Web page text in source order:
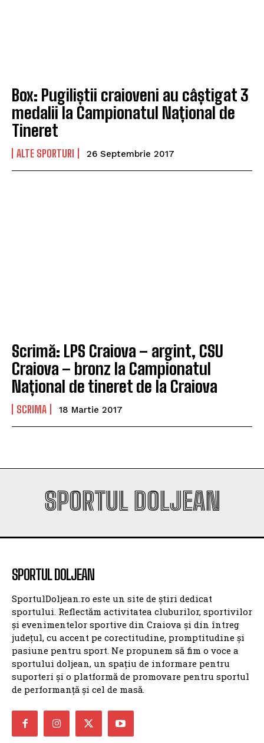
Box: Pugiliștii craioveni au câștigat 3
medalii la Campionatul Național de
Tineret
ALTE SPORTURI 26 Septembrie 2017
Scrimă: LPS Craiova – argint, CSU
Craiova – bronz la Campionatul
Național de tineret de la Craiova
SCRIMA 18 Martie 2017
SPORTUL DOLJEAN
SPORTUL DOLJEAN
SportulDoljean.ro este un site de știri dedicat
sportului. Reflectăm activitatea cluburilor, sportivilor
și evenimentelor sportive din Craiova și din întreg
județul, cu accent pe corectitudine, promptitudine și
pasiune pentru sport. Ne propunem să fim o voce a
sportului doljean, un spațiu de informare pentru
suporteri și o platformă de promovare pentru sportul
de performanță și cel de masă.